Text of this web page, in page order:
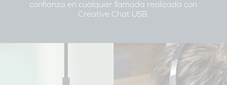
confianza en cualquier llamada realizada con
Creative Chat USB.